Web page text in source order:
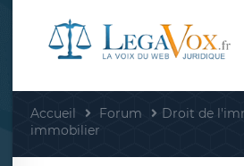
Accueil Forum Droit de
immobilier